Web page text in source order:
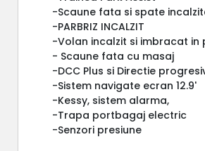
-Scaune fata si spate
-PARBRIZ INCALZIT
-Volan incalzit si imbracat in
- Scaune fata cu masaj
-DCC Plus si Directie
-Sistem navigate ecran 12.9'
-Kessy, sistem alarma,
-Trapa portbagaj electric
-Senzori presiune